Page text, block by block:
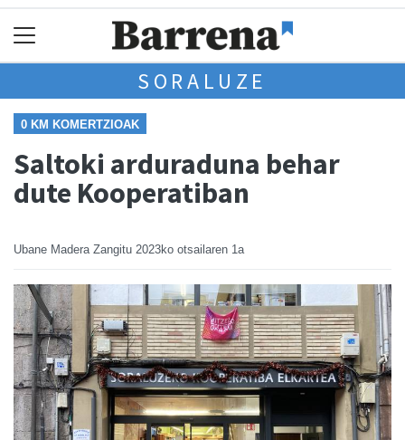
SORALUZE
0 KM KOMERTZIOAK
Saltoki arduraduna behar
dute Kooperatiban
Ubane Madera Zangitu 2023ko otsailaren 1a